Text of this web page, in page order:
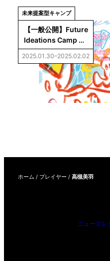
未来提案型キャンプ
【一般公開】Future
Ideations Camp
Vol.5：AIは生命に
なり得るか？成果展
2025.01.30–2025.02.02
ホーム / プレイヤー / 高槻美羽
ニュースレ